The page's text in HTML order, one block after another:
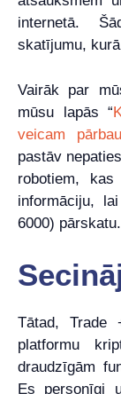
internetā.
skatījumu,
Vairāk par
mūsu lapās “
veicam
pastāv
robotiem,
informāciju,
6000) pārskatu.
Tātad, Trade
platformu
draudzīgām
Es personīgi